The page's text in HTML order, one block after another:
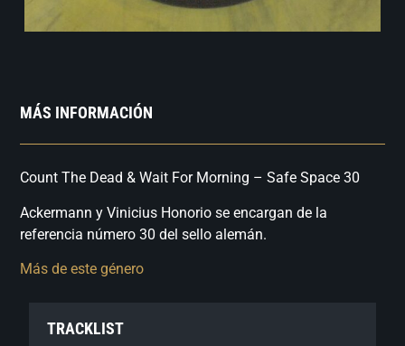
MÁS INFORMACIÓN
Count The Dead & Wait For Morning – Safe Space 30
Ackermann y Vinicius Honorio se encargan de la
referencia número 30 del sello alemán.
Más de este género
TRACKLIST